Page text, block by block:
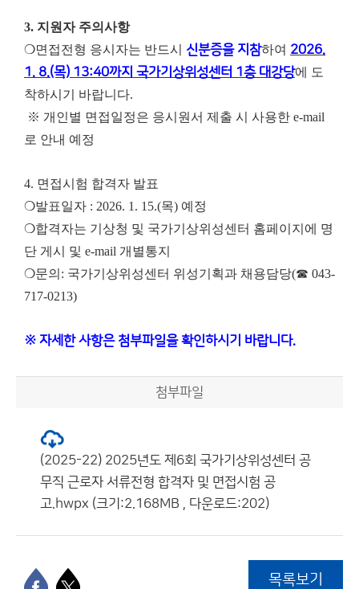
3. 지원자 주의사항
❍면접전형 응시자는 반드시 신분증을 지참하여 2026.
1. 8.(목) 13:40까지 국가기상위성센터 1층 대강당에 도
착하시기 바랍니다.
※ 개인별 면접일정은 응시원서 제출 시 사용한 e-mail
로 안내 예정
4. 면접시험 합격자 발표
❍발표일자 : 2026. 1. 15.(목) 예정
❍합격자는 기상청 및 국가기상위성센터 홈페이지에 명
단 게시 및 e-mail 개별통지
❍문의: 국가기상위성센터 위성기획과 채용담당(☎ 043-
717-0213)
※ 자세한 사항은 첨부파일을 확인하시기 바랍니다.
첨부파일
(2025-22) 2025년도 제6회 국가기상위성센터 공
무직 근로자 서류전형 합격자 및 면접시험 공
고.hwpx (크기:2.168MB , 다운로드:202)
목록보기